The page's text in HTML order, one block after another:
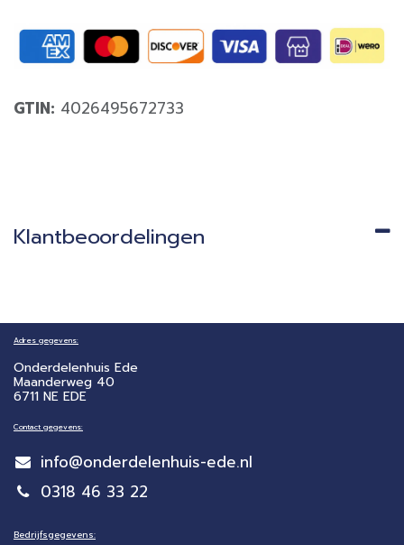
GTIN: 4026495672733
Klantbeoordelingen
Adres gegevens:
Onderdelenhuis Ede
Maanderweg 40
6711 NE EDE
Contact gegevens:
info@onderdelenhuis-ede.nl
0318 46 33 22
Bedrijfsgegevens: